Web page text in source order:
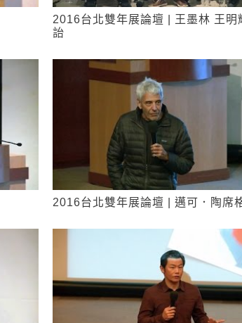
2016台北雙年展論壇 | 王墨林 王明
詒
2016台北雙年展論壇 | 邁可．陶席